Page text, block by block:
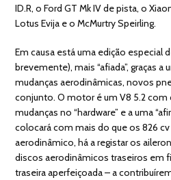
ID.R, o Ford GT Mk IV de pista, o
Lotus Evija e o McMurtry Speirling.
Em causa está uma edição especial
brevemente), mais “afiada”, graças
mudanças aerodinâmicas, novos
conjunto. O motor é um V8 5.2
mudanças no “hardware” e a uma
colocará com mais do que os 826
aerodinâmico, há a registar os
discos aerodinâmicos traseiros em
traseira aperfeiçoada – a